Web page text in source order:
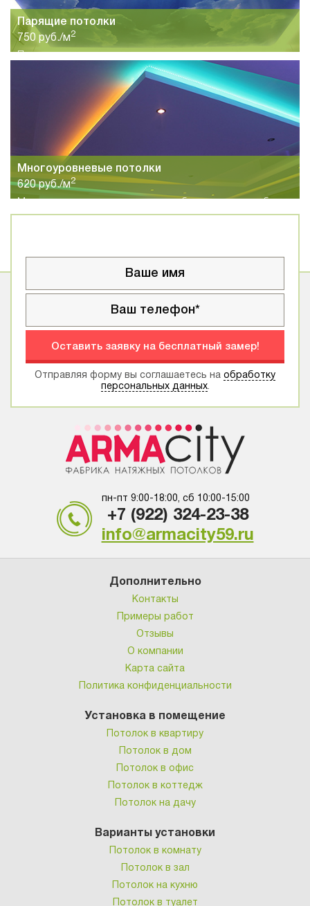
Парящие потолки
750 руб./м 2
спальни, гостиной, кухни или коридоров с прихожей.
Сочетание легкого полотна и светодиодной подсветки
позволит создавать цвет под настроение.
Многоуровневые потолки
620 руб./м2
для больших и высоких помещений. Различное сочетание
Оставить заявку на бесплатный замер!
Отправляя форму вы соглашаетесь на обработку
персональных данных.
пн-пт 9:00-18:00, сб 10:00-15:00
+7 (922) 324-23-38
info@armacity59.ru
Дополнительно
Контакты
Примеры работ
Отзывы
О компании
Карта сайта
Политика конфиденциальности
Установка в помещение
Потолок в квартиру
Потолок в дом
Потолок в офис
Потолок в коттедж
Потолок на дачу
Варианты установки
Потолок в комнату
Потолок в зал
Потолок на кухню
Потолок в туалет